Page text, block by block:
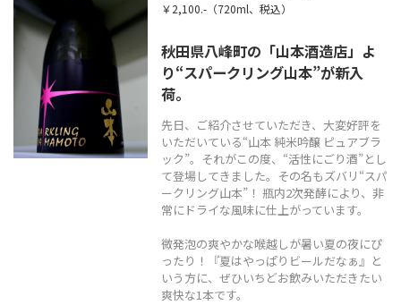
￥2,100.-（720ml、税込）
秋田県八峰町の「山本酒造店」よ
り“スパークリング山本”が新入
荷。
先日、ご紹介させていただき、大変好評を
いただいている“山本 純米吟醸 ピュアブラ
ック”。それがこの度、“活性にごり酒”とし
て登場してきました。その名もズバリ“スパ
ークリング山本”！ 瓶内2次発酵により、非
常にドライな風味に仕上がっています。
微発泡の爽やかな喉越しが暑い夏の夜にぴ
ったり！『夏はやっぱりビールだなぁ』と
いう方に、ぜひいちどお飲みいただきたい
爽快な1本です。
全国へ発送致します
TEL 0544-27-5102
火〜土曜日 9:30〜19:00
定休日：日曜日、月曜日